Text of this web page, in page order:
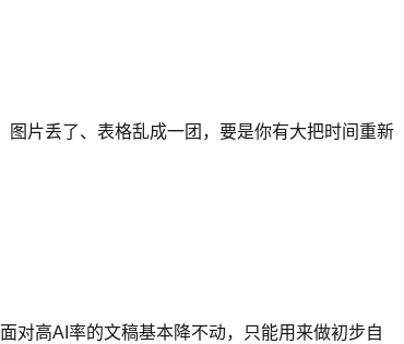
片丢了、表格乱成一团，要是你有大把时间重新
对高AI率的文稿基本降不动，只能用来做初步自